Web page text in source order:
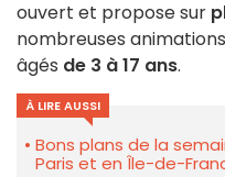
ouvert et propose sur
nombreuses
âgés de 3 à 17 ans.
À LIRE AUSSI
Bons plans de la
Paris et en Île-de-